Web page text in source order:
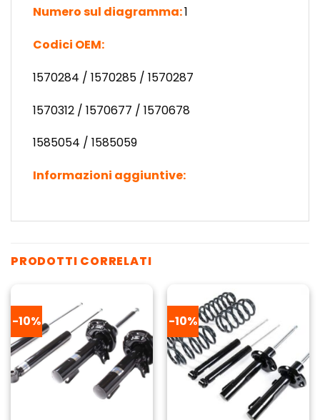
Numero sul diagramma:1
Codici OEM:
1570284 / 1570285 / 1570287
1570312 / 1570677 / 1570678
1585054 / 1585059
Informazioni aggiuntive:
PRODOTTI CORRELATI
-10% -10%